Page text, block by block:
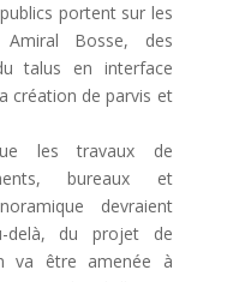
portent sur les
Bosse, des
talus en interface
création de parvis et
les travaux de
bureaux et
devraient
delà, du projet de
va être amenée à